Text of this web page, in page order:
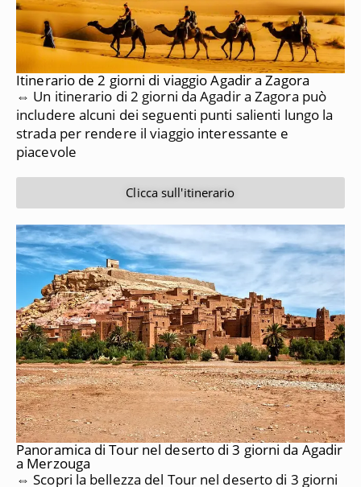
Itinerario de 2 giorni di viaggio Agadir a Zagora
⇔ Un itinerario di 2 giorni da Agadir a Zagora può
includere alcuni dei seguenti punti salienti lungo la
strada per rendere il viaggio interessante e
piacevole
Clicca sull'itinerario
Panoramica di Tour nel deserto di 3 giorni da Agadir
a Merzouga
⇔ Scopri la bellezza del Tour nel deserto di 3 giorni